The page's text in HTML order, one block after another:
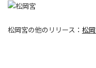
松岡宮の他のリリース： 松